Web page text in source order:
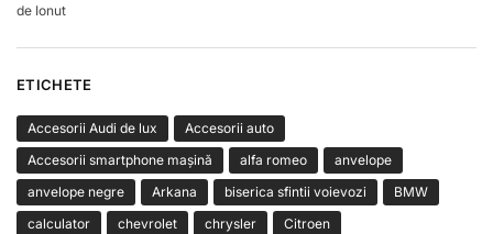
de Ionut
ETICHETE
Accesorii Audi de lux
Accesorii auto
Accesorii smartphone mașină
alfa romeo
anvelope
anvelope negre
Arkana biserica sfintii voievozi
BMW
calculator
chevrolet chrysler
Citroen